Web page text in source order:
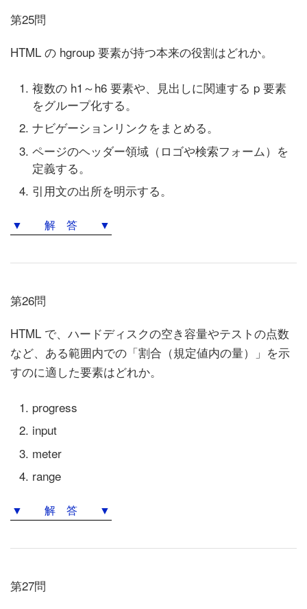
第25問
HTML の hgroup 要素が持つ本来の役割はどれか。
複数の h1～h6 要素や、見出しに関連する p 要素
をグループ化する。
ナビゲーションリンクをまとめる。
ページのヘッダー領域（ロゴや検索フォーム）を
定義する。
引用文の出所を明示する。
▼ 解 答 ▼
第26問
HTML で、ハードディスクの空き容量やテストの点数
など、ある範囲内での「割合（規定値内の量）」を示
すのに適した要素はどれか。
progress
input
meter
range
▼ 解 答 ▼
第27問